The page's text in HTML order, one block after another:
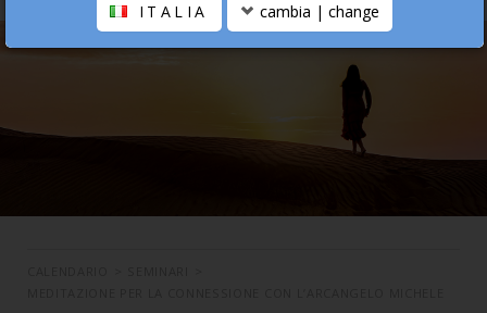
LA SCUOLA
ITALIA cambia | change